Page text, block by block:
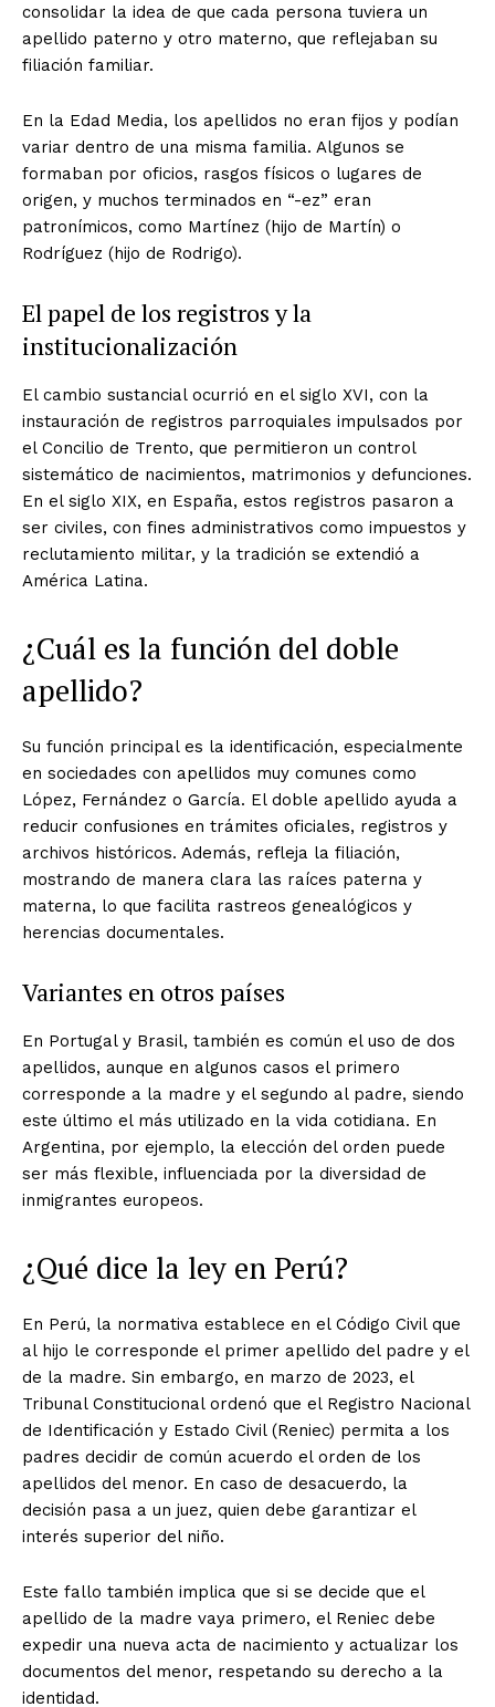
consolidar la idea de que cada persona tuviera un
apellido paterno y otro materno, que reflejaban su
filiación familiar.
En la Edad Media, los apellidos no eran fijos y podían
variar dentro de una misma familia. Algunos se
formaban por oficios, rasgos físicos o lugares de
origen, y muchos terminados en “-ez” eran
patronímicos, como Martínez (hijo de Martín) o
Rodríguez (hijo de Rodrigo).
El papel de los registros y la
institucionalización
El cambio sustancial ocurrió en el siglo XVI, con la
instauración de registros parroquiales impulsados por
el Concilio de Trento, que permitieron un control
sistemático de nacimientos, matrimonios y defunciones.
En el siglo XIX, en España, estos registros pasaron a
ser civiles, con fines administrativos como impuestos y
reclutamiento militar, y la tradición se extendió a
América Latina.
¿Cuál es la función del doble
apellido?
Su función principal es la identificación, especialmente
en sociedades con apellidos muy comunes como
López, Fernández o García. El doble apellido ayuda a
reducir confusiones en trámites oficiales, registros y
archivos históricos. Además, refleja la filiación,
mostrando de manera clara las raíces paterna y
materna, lo que facilita rastreos genealógicos y
herencias documentales.
Variantes en otros países
En Portugal y Brasil, también es común el uso de dos
apellidos, aunque en algunos casos el primero
corresponde a la madre y el segundo al padre, siendo
este último el más utilizado en la vida cotidiana. En
Argentina, por ejemplo, la elección del orden puede
ser más flexible, influenciada por la diversidad de
inmigrantes europeos.
¿Qué dice la ley en Perú?
En Perú, la normativa establece en el Código Civil que
al hijo le corresponde el primer apellido del padre y el
de la madre. Sin embargo, en marzo de 2023, el
Tribunal Constitucional ordenó que el Registro Nacional
de Identificación y Estado Civil (Reniec) permita a los
padres decidir de común acuerdo el orden de los
apellidos del menor. En caso de desacuerdo, la
decisión pasa a un juez, quien debe garantizar el
interés superior del niño.
Este fallo también implica que si se decide que el
apellido de la madre vaya primero, el Reniec debe
expedir una nueva acta de nacimiento y actualizar los
documentos del menor, respetando su derecho a la
identidad.